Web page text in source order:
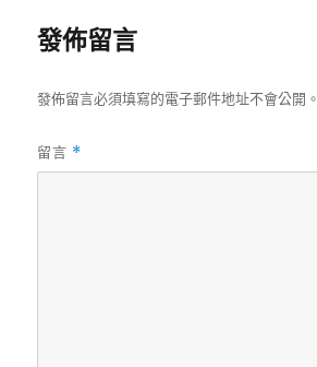
發佈留言
發佈留言必須填寫的電子郵件地址不會公開。
留言 *